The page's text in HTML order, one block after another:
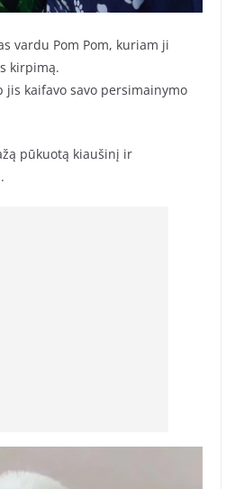
vardu Pom Pom, kuriam ji
kirpimą.
jis kaifavo savo persimainymo
pūkuotą kiaušinį ir